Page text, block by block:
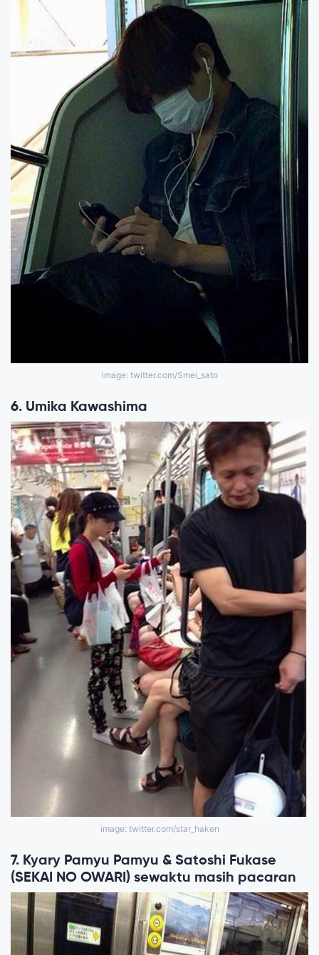
image: twitter.com/Smei_sato
6. Umika Kawashima
image: twitter.com/star_haken
7. Kyary Pamyu Pamyu & Satoshi Fukase
(SEKAI NO OWARI) sewaktu masih pacaran